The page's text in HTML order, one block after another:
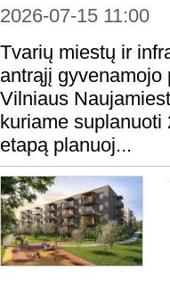
2026-07-15 11:00
Tvarių miestų ir
antrąjį gyvenamojo
Vilniaus
kuriame suplanuoti
etapą planuoj...